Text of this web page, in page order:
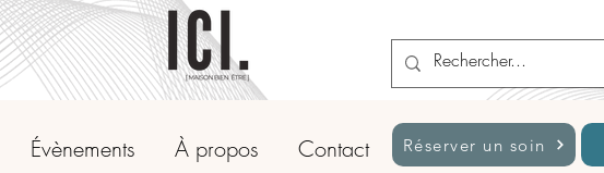
Évènements À propos Contact Réserver un soin